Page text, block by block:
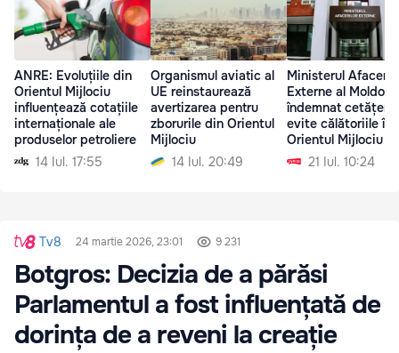
ANRE: Evoluțiile din
Orientul Mijlociu
influențează cotațiile
internaționale ale
produselor petroliere
14 Iul. 17:55
Organismul aviatic al
UE reinstaurează
avertizarea pentru
zborurile din Orientul
Mijlociu
14 Iul. 20:49
Ministerul
Externe al
îndemnat
evite călătoriile în
Orientul Mijlociu
21 Iul. 10:24
Tv8 24 martie 2026, 23:01 9 231
Botgros: Decizia de a părăsi
Parlamentul a fost influențată de
dorința de a reveni la creație